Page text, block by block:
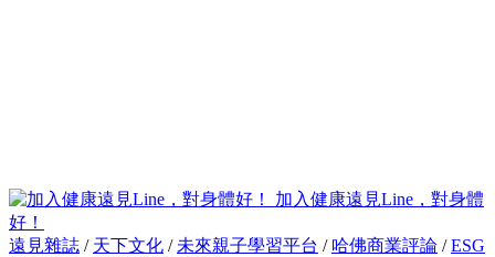
加入健康遠見Line，對身體
好！
遠見雜誌 / 天下文化 / 未來親子學習平台 / 哈佛商業評論 /ESG